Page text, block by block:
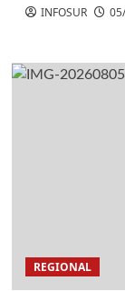
INFOSUR
REGIONAL